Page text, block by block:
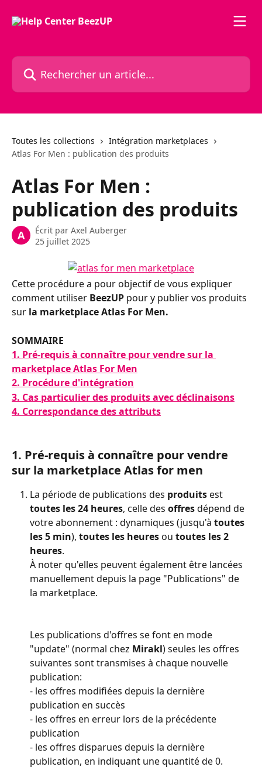
Rechercher un article...
Toutes les collections
Intégration marketplaces
Atlas For Men : publication des produits
Atlas For Men :
publication des produits
A Écrit par Axel Auberger
25 juillet 2025
Cette procédure a pour objectif de vous expliquer
comment utiliser BeezUP pour y publier vos produits
sur la marketplace Atlas For Men.
SOMMAIRE
1. Pré-requis à connaître pour vendre sur la
marketplace Atlas For Men
2. Procédure d'intégration
3. Cas particulier des produits avec déclinaisons
4. Correspondance des attributs
1. Pré-requis à connaître pour vendre
sur la marketplace Atlas for men
La période de publications des produits est
toutes les 24 heures, celle des offres dépend de
votre abonnement : dynamiques (jusqu'à toutes
les 5 min), toutes les heures ou toutes les 2
heures.
À noter qu'elles peuvent également être lancées
manuellement depuis la page "Publications" de
la marketplace.
Les publications d'offres se font en mode
"update" (normal chez Mirakl) seules les offres
suivantes sont transmises à chaque nouvelle
publication:
- les offres modifiées depuis la dernière
publication en succès
- les offres en erreur lors de la précédente
publication
- les offres disparues depuis la dernière
publication, en indiquant une quantité de 0.